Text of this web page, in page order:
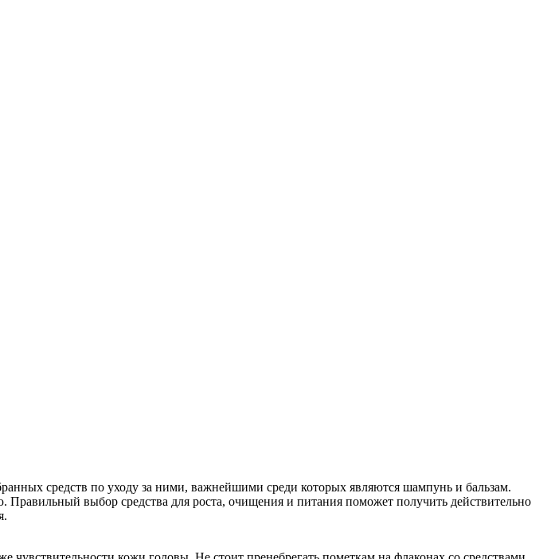
средств по уходу за ними, важнейшими среди которых являются шампунь и бальзам.
выбор средства для роста, очищения и питания поможет получить действительно